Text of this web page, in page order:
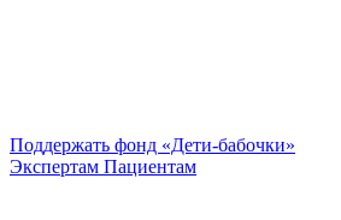
Поддержать фонд «Дети-бабочки»
Экспертам Пациентам